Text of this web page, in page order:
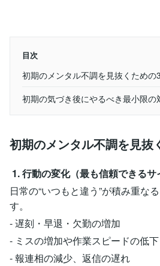
目次
初期のメンタル不調を見抜くための
初期の気づき後にやるべき最小限の
初期のメンタル不調を見抜
1. 行動の変化（最も信頼できるサ
日常の“いつもと違う”が積み重な
す。
- 遅刻・早退・欠勤の増加
- ミスの増加や作業スピードの低下
- 報連相の減少、返信の遅れ